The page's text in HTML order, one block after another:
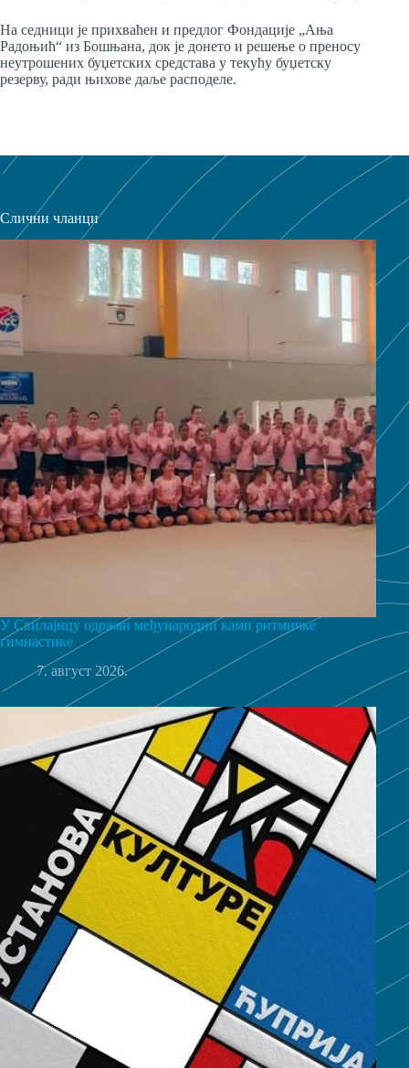
На седници је прихваћен и предлог Фондације „Ања
Радоњић“ из Бошњана, док је донето и решење о преносу
неутрошених буџетских средстава у текућу буџетску
резерву, ради њихове даље расподеле.
Слични чланци
У Свилајнцу одржан међународни камп ритмичке
гимнастике
7. август 2026.